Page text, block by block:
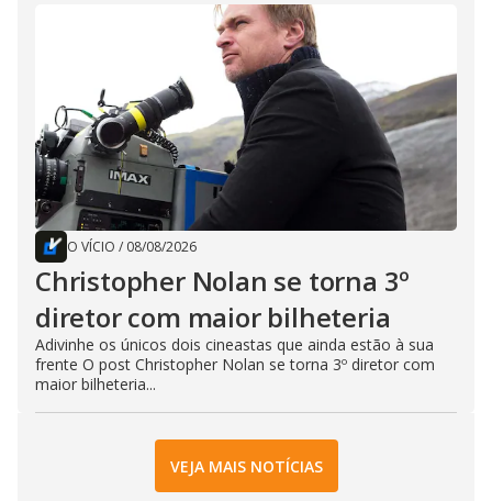
O VÍCIO / 08/08/2026
Christopher Nolan se torna 3º
diretor com maior bilheteria
Adivinhe os únicos dois cineastas que ainda estão à sua
frente O post Christopher Nolan se torna 3º diretor com
maior bilheteria...
VEJA MAIS NOTÍCIAS